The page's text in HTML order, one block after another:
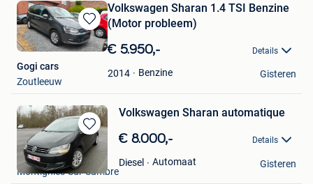
Bewaren
in
Favorieten
Volkswagen Sharan 1.4 TSI Benzine
(Motor probleem)
€ 5.950,- Details
2014 Benzine
Gogi cars
Zoutleeuw
Gisteren
Bewaren
in
Mijn
Favorieten
Volkswagen Sharan automatique
€ 8.000,- Details
Diesel Automaat
Hasan Okur
Montignies-Sur-Sambre
Gisteren